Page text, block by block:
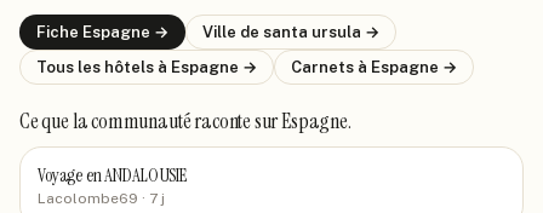
Fiche Espagne → Ville de santa ursula →
Tous les hôtels à Espagne → Carnets à Espagne →
Ce que la communauté racontesur Espagne.
Voyage en ANDALOUSIE
Lacolombe69 · 7 j